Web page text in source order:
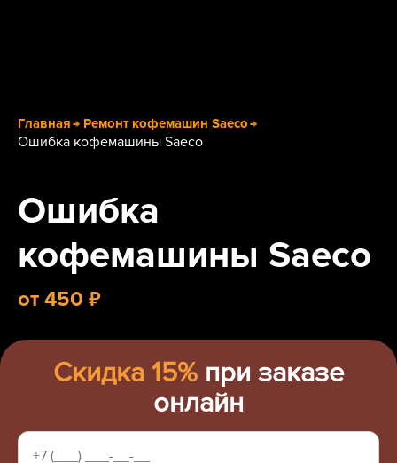
Главная Ремонт кофемашин Saeco
Ошибка кофемашины Saeco
Ошибка
кофемашины Saeco
от 450 ₽
Скидка 15% при заказе
онлайн